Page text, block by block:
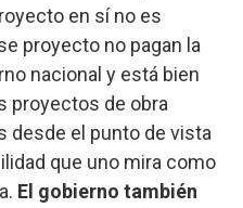
en sí no es
proyecto no pagan la
nacional y está bien
proyectos de obra
desde el punto de vista
que uno mira como
El gobierno también